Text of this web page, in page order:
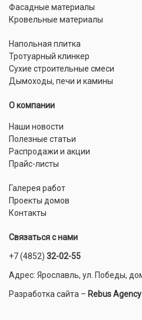
Фасадные материалы
Кровельные материалы
Напольная плитка
Тротуарный клинкер
Сухие строительные смеси
Дымоходы, печи и камины
О компании
Наши новости
Полезные статьи
Распродажи и акции
Прайс-листы
Галерея работ
Проекты домов
Контакты
Связаться с нами
+7 (4852) 32-02-55
Адрес: Ярославль, ул. Победы,
Разработка сайта – Rebus Agency